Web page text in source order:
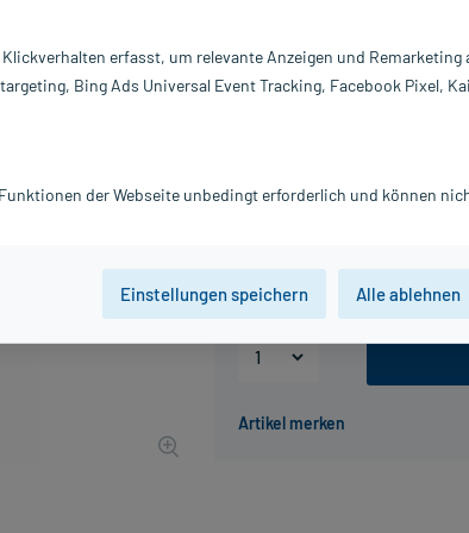
9,87 € UVP 14,10 €
PZN:
Hersteller:
erfasst, um relevante Anzeigen und Remarketing
Bing Ads Universal Event Tracking, Facebook Pixel,
der Webseite unbedingt erforderlich und können
Einstellungen speichern Alle ablehnen